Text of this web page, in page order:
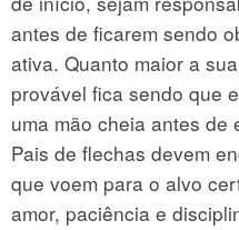
antes de ficarem sendo
ativa. Quanto maior a
provável fica sendo que
uma mão cheia antes de
Pais de flechas devem
que voem para o alvo
amor, paciência e